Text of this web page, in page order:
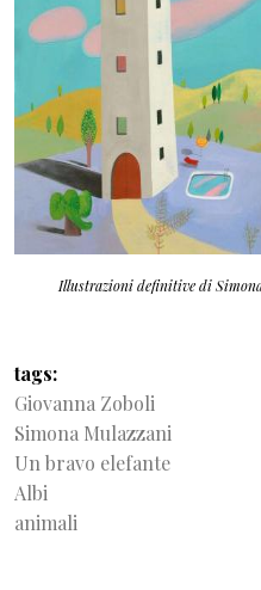
Illustrazioni definitive di
tags
Giovanna Zoboli
Simona Mulazzani
Un bravo elefante
Albi
animali